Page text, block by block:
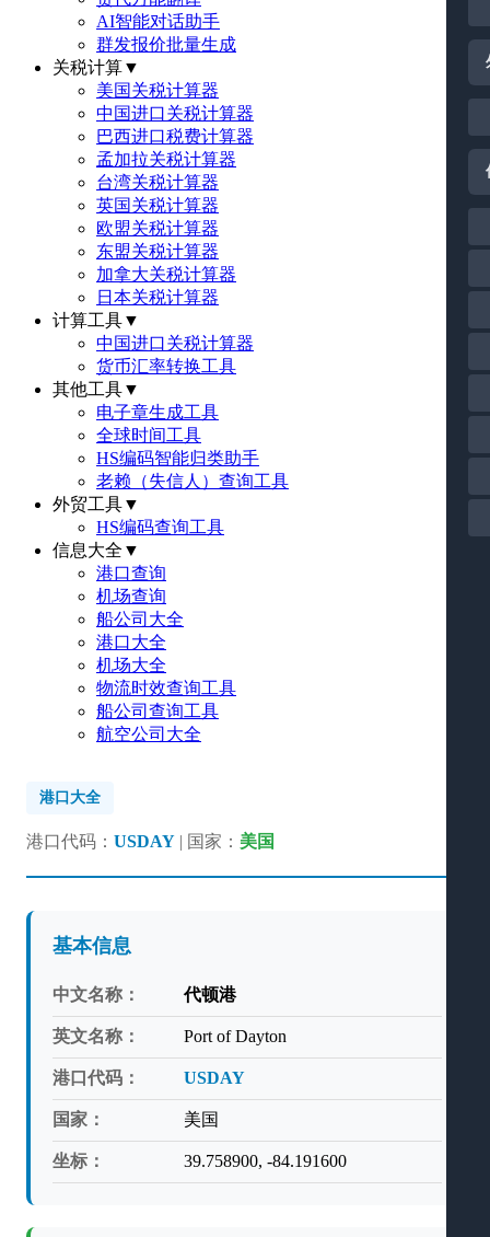
AI智能对话助手
群发报价批量生成
关税计算▼
美国关税计算器
中国进口关税计算器
巴西进口税费计算器
孟加拉关税计算器
台湾关税计算器
英国关税计算器
欧盟关税计算器
东盟关税计算器
加拿大关税计算器
日本关税计算器
计算工具▼
中国进口关税计算器
货币汇率转换工具
其他工具▼
电子章生成工具
全球时间工具
HS编码智能归类助手
老赖（失信人）查询工具
外贸工具▼
HS编码查询工具
信息大全 ▼
港口查询
机场查询
船公司大全
港口大全
机场大全
物流时效查询工具
船公司查询工具
航空公司大全
港口大全
港口代码： USDAY | 国家： 美国
基本信息
中文名称： 代顿港
英文名称： Port of Dayton
港口代码： USDAY
国家： 美国
坐标： 39.758900, -84.191600